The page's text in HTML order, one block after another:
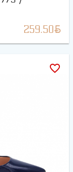
259.50BYN
favorite_border